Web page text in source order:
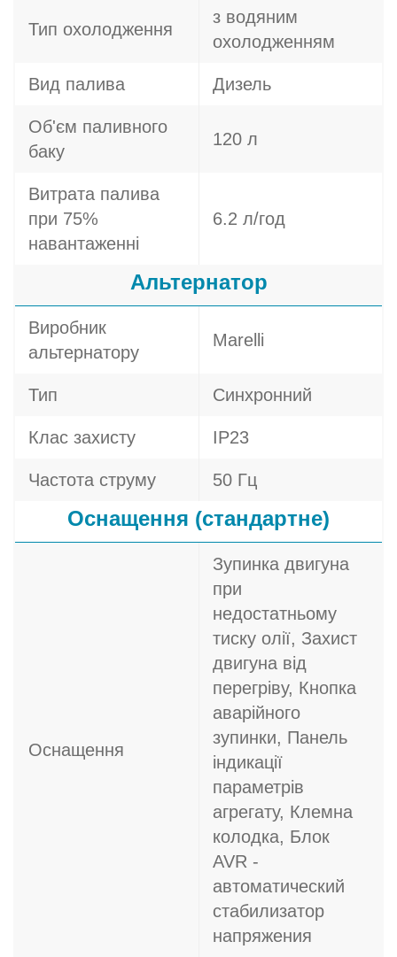
Тип охолодження
з водяним
охолодженням
Вид палива Дизель
Об'єм паливного
баку
120 л
Витрата палива
при 75%
навантаженні
6.2 л/год
Альтернатор
Виробник
альтернатору
Marelli
Тип Синхронний
Клас захисту IP23
Частота струму 50 Гц
Оснащення (стандартне)
Оснащення
Зупинка двигуна
при
недостатньому
тиску олії, Захист
двигуна від
перегріву, Кнопка
аварійного
зупинки, Панель
індикації
параметрів
агрегату, Клемна
колодка, Блок
AVR -
автоматический
стабилизатор
напряжения